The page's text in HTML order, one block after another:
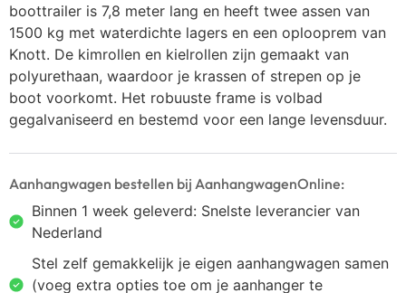
boottrailer is 7,8 meter lang en heeft twee assen van
1500 kg met waterdichte lagers en een oplooprem van
Knott. De kimrollen en kielrollen zijn gemaakt van
polyurethaan, waardoor je krassen of strepen op je
boot voorkomt. Het robuuste frame is volbad
gegalvaniseerd en bestemd voor een lange levensduur.
Aanhangwagen bestellen bij AanhangwagenOnline:
Binnen 1 week geleverd: Snelste leverancier van
Nederland
Stel zelf gemakkelijk je eigen aanhangwagen samen
(voeg extra opties toe om je aanhanger te